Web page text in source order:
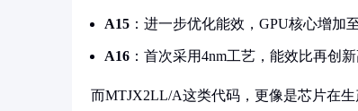
A15 ：进一步优化能效，GPU核心增加
A16 ：首次采用4nm工艺，能效比再创
而MTJX2LL/A这类代码，更像是芯片在